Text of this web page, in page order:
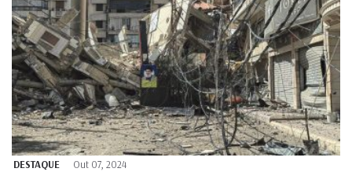
DESTAQUE Out 07, 2024